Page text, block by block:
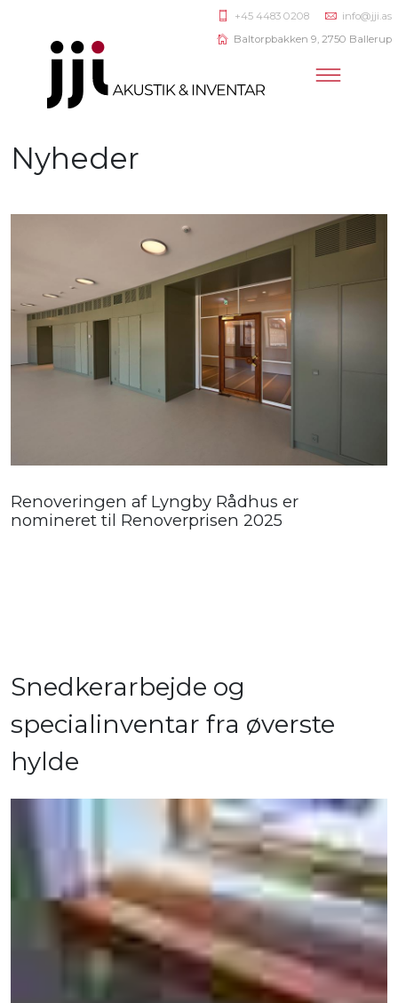
+45 4483 0208
info@jji.as
Baltorpbakken 9, 2750 Ballerup
Nyheder
Renoveringen af Lyngby Rådhus er
nomineret til Renoverprisen 2025
Snedkerarbejde og
specialinventar fra øverste
hylde